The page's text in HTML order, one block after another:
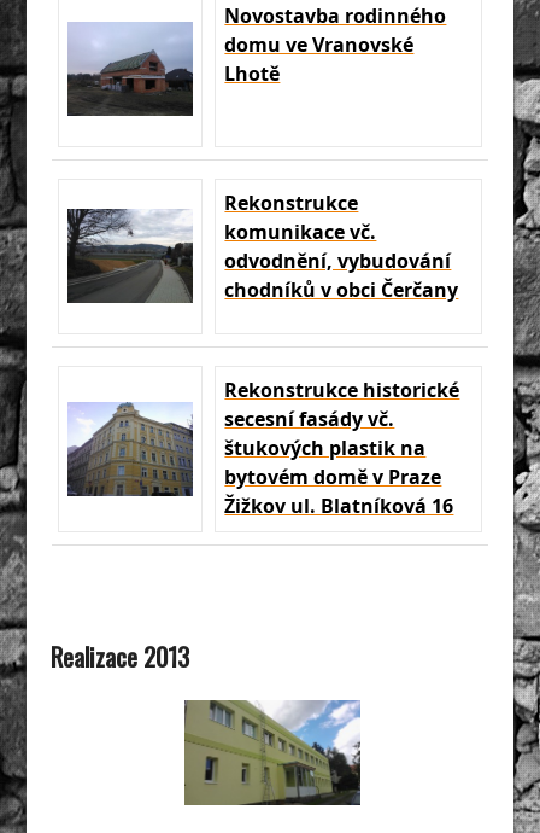
Novostavba rodinného
domu ve Vranovské
Lhotě
Rekonstrukce
komunikace vč.
odvodnění, vybudování
chodníků v obci Čerčany
Rekonstrukce historické
secesní fasády vč.
štukových plastik na
bytovém domě v Praze
Žižkov ul. Blatníková 16
Realizace 2013